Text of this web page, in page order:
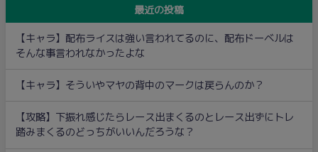
最近の投稿
【キャラ】配布ライスは強い言われてるのに、配布ドーベルは
そんな事言われなかったよな
【キャラ】そういやマヤの背中のマークは戻らんのか？
【攻略】下振れ感じたらレース出まくるのとレース出ずにトレ
踏みまくるのどっちがいいんだろうな？